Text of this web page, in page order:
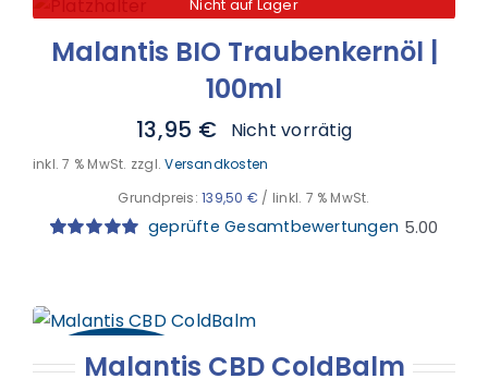
KundenbewertungenNicht auf Lager
Malantis BIO Traubenkernöl |
100ml
13,95 € Nicht vorrätig
inkl. 7 % MwSt. zzgl.Versandkosten
Grundpreis:139,50 € / linkl. 7 % MwSt.
Kundenbewertungen
geprüfte Gesamtbewertungen 5.00
53% Rabatt
Malantis CBD ColdBalm